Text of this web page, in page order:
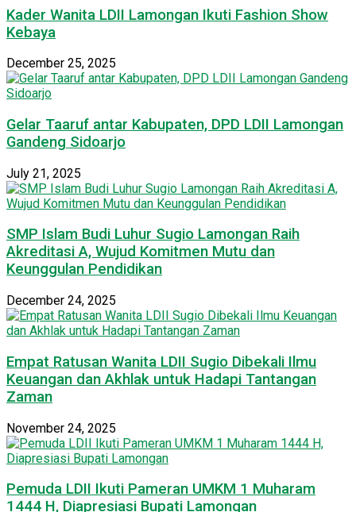
Kader Wanita LDII Lamongan Ikuti Fashion Show
Kebaya
December 25, 2025
Gelar Taaruf antar Kabupaten, DPD LDII Lamongan
Gandeng Sidoarjo
July 21, 2025
SMP Islam Budi Luhur Sugio Lamongan Raih
Akreditasi A, Wujud Komitmen Mutu dan
Keunggulan Pendidikan
December 24, 2025
Empat Ratusan Wanita LDII Sugio Dibekali Ilmu
Keuangan dan Akhlak untuk Hadapi Tantangan
Zaman
November 24, 2025
Pemuda LDII Ikuti Pameran UMKM 1 Muharam
1444 H, Diapresiasi Bupati Lamongan